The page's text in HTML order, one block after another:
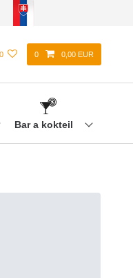
0 0 0,00 EUR
Bar a kokteil